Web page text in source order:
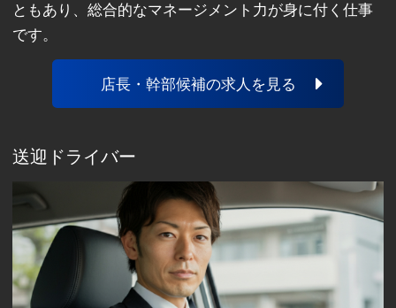
ともあり、総合的なマネージメント力が身に付く仕事
です。
店長・幹部候補の求人を見る
送迎ドライバー